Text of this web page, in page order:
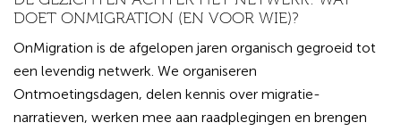
DOET ONMIGRATION (EN VOOR WIE)?
OnMigration is de afgelopen jaren organisch gegroeid tot
een levendig netwerk. We organiseren
Ontmoetingsdagen, delen kennis over migratie-
narratieven, werken mee aan raadplegingen en brengen